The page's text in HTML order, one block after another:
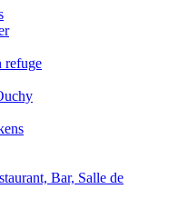
refuge
Bar, Salle de